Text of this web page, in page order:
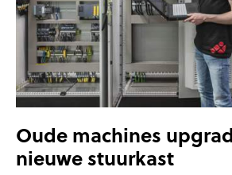
Oude machines
nieuwe stuurkast